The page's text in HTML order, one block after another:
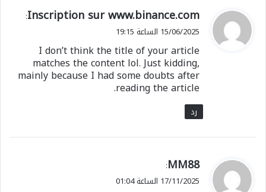
ي
ق
ل
Inscription sur www.binance.com
:
15/06/2025 الساعة 19:15
I don’t think the title of your article
matches the content lol. Just kidding,
mainly because I had some doubts after
reading the article.
رد
ي
ق
MM88
:
17/11/2025 الساعة 01:04